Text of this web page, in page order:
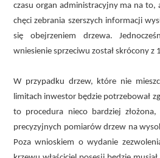
czasu organ administracyjny ma na
chęci zebrania szerszych informacji
się obejrzeniem drzewa.
wniesienie sprzeciwu został skrócony z
W przypadku drzew, które nie
limitach inwestor będzie potrzebował
to procedura nieco bardziej
precyzyjnych pomiarów drzew na
Poza wnioskiem o wydanie